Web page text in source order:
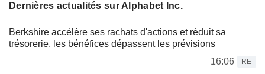
Dernières actualités sur Alphabet Inc.
Berkshire accélère ses rachats d'actions et réduit sa
trésorerie, les bénéfices dépassent les prévisions
16:06
RE